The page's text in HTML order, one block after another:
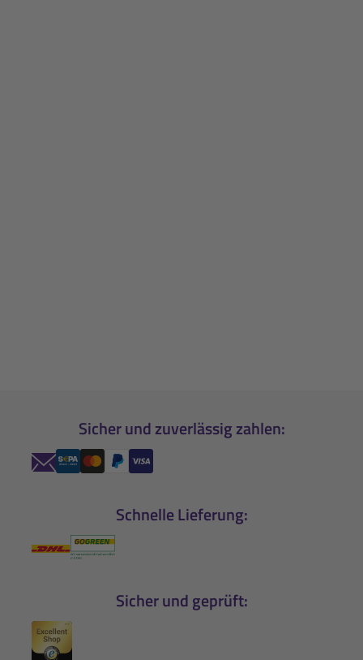
Sicher und zuverlässig zahlen:
Schnelle Lieferung:
Sicher und geprüft: